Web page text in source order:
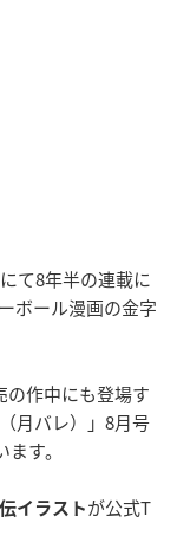
て8年半の連載に
ボール漫画の金字
の作中にも登場す
月バレ）」8月号
す。
イラスト が公式T